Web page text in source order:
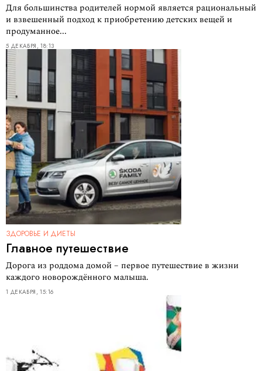
Для большинства родителей нормой является рациональный
и взвешенный подход к приобретению детских вещей и
продуманное...
5 ДЕКАБРЯ, 18:13
ЗДОРОВЬЕ И ДИЕТЫ
Главное путешествие
Дорога из роддома домой – первое путешествие в жизни
каждого новорождённого малыша.
1 ДЕКАБРЯ, 15:16